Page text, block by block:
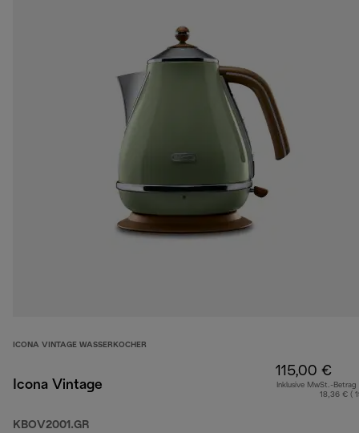
ICONA VINTAGE WASSERKOCHER
Icona Vintage
KBOV2001.GR
115,00 €
Inklusive MwSt.-Betrag
18,36 € (